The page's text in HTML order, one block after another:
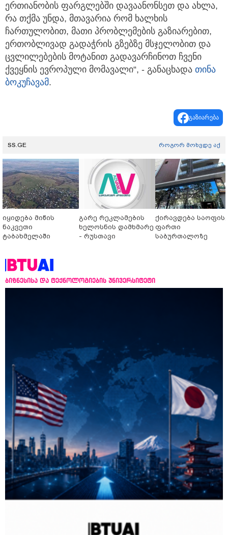
ერთიანობის ფარგლებში დავაანონსეთ და ახლა,
რა თქმა უნდა, მთავარია რომ ხალხის
ჩართულობით, მათი პრობლემების გაზიარებით,
ერთობლივად გადაჭრის გზებზე მსჯელობით და
ცვლილებების მოტანით გადავარჩინოთ ჩვენი
ქვეყნის ევროპული მომავალი“, - განაცხადა თინა
ბოკუჩავამ.
გაზიარება
SS.GE როგორ მოხვდე აქ
იყიდება მიწის
ნაკვეთი
ტაბახმელაში
გარე რეკლამების
ხელოსნის დამხმარე
- რუსთავი
ქირავდება
ფართი
საბურთალოზე
ბიზნესისა და ტექნოლოგიების უნივერსიტეტი